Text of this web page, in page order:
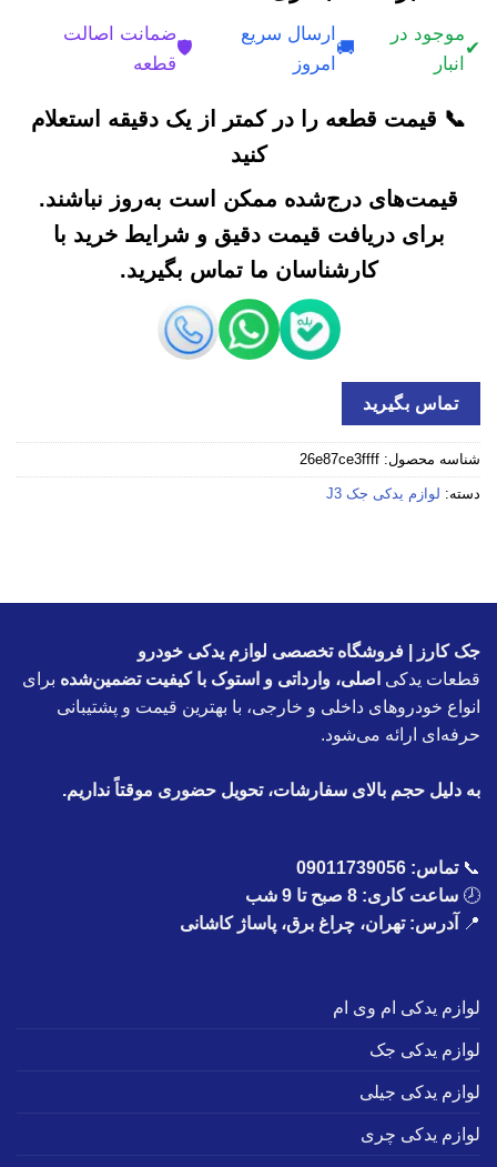
✔
موجود در
انبار
🚚
ارسال سریع
امروز
🛡️
ضمانت اصالت
قطعه
📞 قیمت قطعه را در کمتر از یک دقیقه استعلام
کنید
قیمت‌های درج‌شده ممکن است به‌روز نباشند.
برای دریافت قیمت دقیق و شرایط خرید با
کارشناسان ما تماس بگیرید.
تماس بگیرید
شناسه محصول: 26e87ce3ffff
دسته: لوازم یدکی جک J3
جک کارز | فروشگاه تخصصی لوازم یدکی خودرو
قطعات یدکی اصلی، وارداتی و استوک با کیفیت تضمین‌شده برای
انواع خودروهای داخلی و خارجی، با بهترین قیمت و پشتیبانی
حرفه‌ای ارائه می‌شود.
به دلیل حجم بالای سفارشات، تحویل حضوری موقتاً نداریم.
📞تماس: 09011739056
🕗 ساعت کاری: 8 صبح تا 9 شب
📍
آدرس: تهران، چراغ برق، پاساژ کاشانی
لوازم یدکی ام وی ام
لوازم یدکی جک
لوازم یدکی جیلی
لوازم یدکی چری